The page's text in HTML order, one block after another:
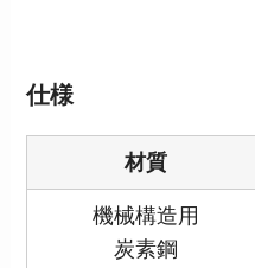
仕様
材質
機械構造用
炭素鋼